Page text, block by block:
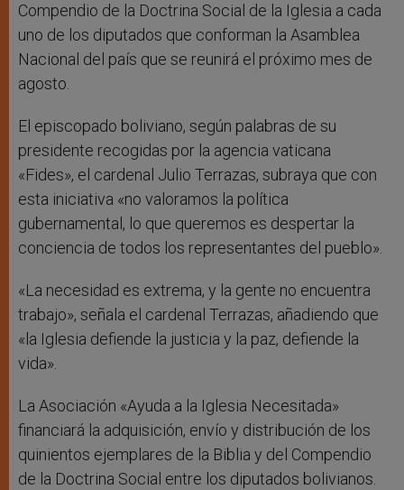
Compendio de la Doctrina Social de la Iglesia a cada
uno de los diputados que conforman la Asamblea
Nacional del país que se reunirá el próximo mes de
agosto.
El episcopado boliviano, según palabras de su
presidente recogidas por la agencia vaticana
«Fides», el cardenal Julio Terrazas, subraya que con
esta iniciativa «no valoramos la política
gubernamental, lo que queremos es despertar la
conciencia de todos los representantes del pueblo».
«La necesidad es extrema, y la gente no encuentra
trabajo», señala el cardenal Terrazas, añadiendo que
«la Iglesia defiende la justicia y la paz, defiende la
vida».
La Asociación «Ayuda a la Iglesia Necesitada»
financiará la adquisición, envío y distribución de los
quinientos ejemplares de la Biblia y del Compendio
de la Doctrina Social entre los diputados bolivianos.